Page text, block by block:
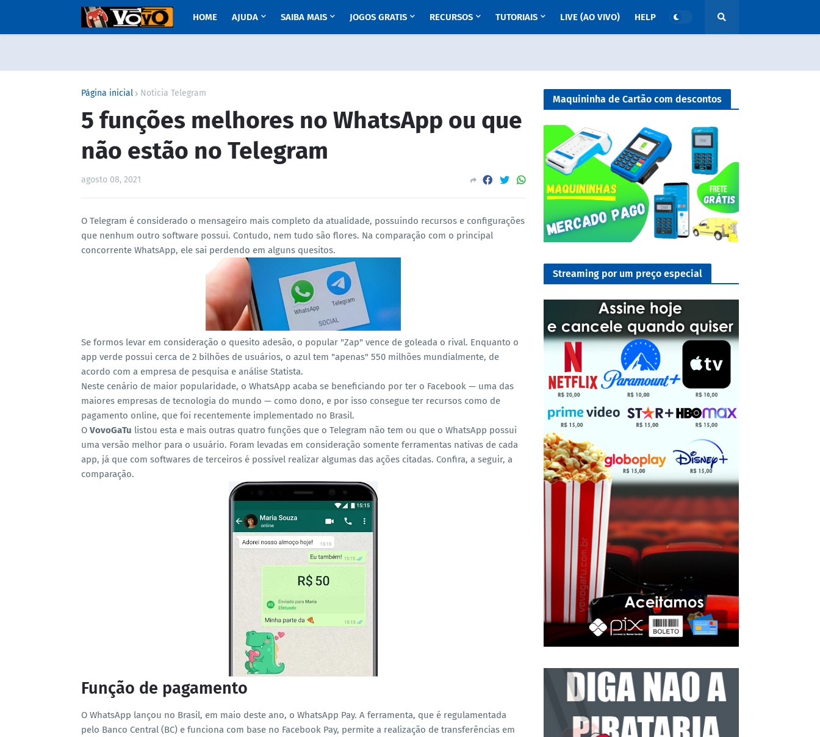
HOME AJUDA SAIBA MAIS JOGOS GRATIS RECURSOS TUTORIAIS LIVE (AO VIVO) HELP
Página inicial Noticia Telegram
5 funções melhores no WhatsApp ou que
não estão no Telegram
agosto 08, 2021
O Telegram é considerado o mensageiro mais completo da atualidade, possuindo recursos e configurações
que nenhum outro software possui. Contudo, nem tudo são flores. Na comparação com o principal
concorrente WhatsApp, ele sai perdendo em alguns quesitos.
Se formos levar em consideração o quesito adesão, o popular "Zap" vence de goleada o rival. Enquanto o
app verde possui cerca de 2 bilhões de usuários, o azul tem "apenas" 550 milhões mundialmente, de
acordo com a empresa de pesquisa e análise Statista.
Neste cenário de maior popularidade, o WhatsApp acaba se beneficiando por ter o Facebook — uma das
maiores empresas de tecnologia do mundo — como dono, e por isso consegue ter recursos como de
pagamento online, que foi recentemente implementado no Brasil.
O VovoGaTu listou esta e mais outras quatro funções que o Telegram não tem ou que o WhatsApp possui
uma versão melhor para o usuário. Foram levadas em consideração somente ferramentas nativas de cada
app, já que com softwares de terceiros é possível realizar algumas das ações citadas. Confira, a seguir, a
comparação.
Função de pagamento
O WhatsApp lançou no Brasil, em maio deste ano, o WhatsApp Pay. A ferramenta, que é regulamentada
pelo Banco Central (BC) e funciona com base no Facebook Pay, permite a realização de transferências em
Maquininha de Cartão com descontos
Streaming por um preço especial